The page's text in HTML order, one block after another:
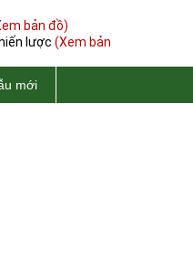
bản đồ)
lược (Xem bản
mới